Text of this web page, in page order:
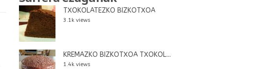
TXOKOLATEZKO BIZKOTXOA
3.1k views
KREMAZKO BIZKOTXOA TXOKOL...
1.4k views